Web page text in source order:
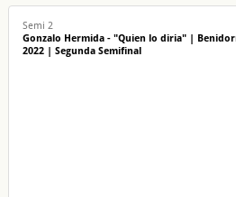
Semi 2
Gonzalo Hermida - "Quien lo diria" |
2022 | Segunda Semifinal